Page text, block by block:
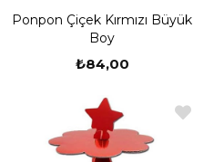
Ponpon Çiçek Kırmızı Büyük
Boy
₺84,00